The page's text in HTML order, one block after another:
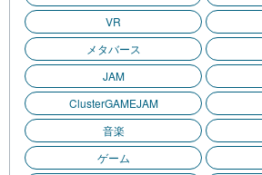
VR
メタバース
JAM
ClusterGAMEJAM
音楽
ゲーム